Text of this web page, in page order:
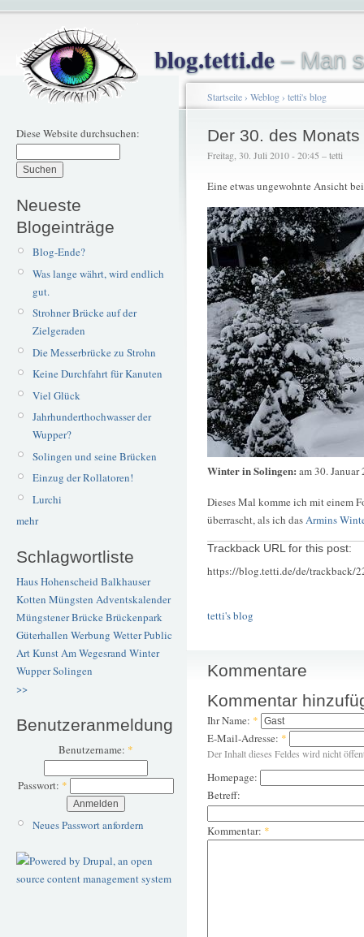
blog.tetti.de– Man
Diese Website durchsuchen:
Neueste
Blogeinträge
Blog-Ende?
Was lange währt, wird endlich
gut.
Strohner Brücke auf der
Zielgeraden
Die Messerbrücke zu Strohn
Keine Durchfahrt für Kanuten
Viel Glück
Jahrhunderthochwasser der
Wupper?
Solingen und seine Brücken
Einzug der Rollatoren!
Lurchi
mehr
Schlagwortliste
Haus Hohenscheid Balkhauser
Kotten Müngsten Adventskalender
Müngstener BrückeBrückenpark
Güterhallen Werbung WetterPublic
ArtKunstAm Wegesrand Winter
WupperSolingen
>>
Benutzeranmeldung
Benutzername: *
Passwort: *
Neues Passwort anfordern
Startseite› Weblog› tetti's blog
Der 30. des
Freitag, 30. Juli 2010 - 20:45 – tetti
Eine etwas ungewohnte Ansicht
Winter in Solingen: am 30. Januar
Dieses Mal komme ich mit einem
überrascht, als ich dasArmins
Trackback URL for this post:
https://blog.tetti.de/de/trackback/
tetti's blog
Kommentare
Kommentar
Ihr Name: *
E-Mail-Adresse: *
Der Inhalt dieses Feldes wird nicht
Homepage:
Betreff:
Kommentar: *